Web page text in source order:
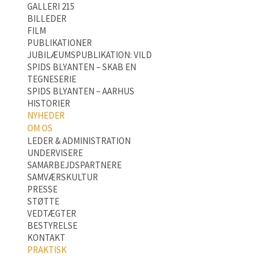
GALLERI 215
BILLEDER
FILM
PUBLIKATIONER
JUBILÆUMSPUBLIKATION: VILD
SPIDS BLYANTEN – SKAB EN
TEGNESERIE
SPIDS BLYANTEN – AARHUS
HISTORIER
NYHEDER
OM OS
LEDER & ADMINISTRATION
UNDERVISERE
SAMARBEJDSPARTNERE
SAMVÆRSKULTUR
PRESSE
STØTTE
VEDTÆGTER
BESTYRELSE
KONTAKT
PRAKTISK